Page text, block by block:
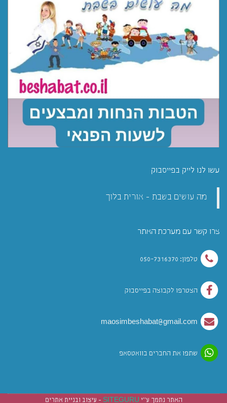
עשו לנו לייק בפייסבוק
מה עושים בשבת - אורית בלוך
צרו קשר עם מערכת האתר
טלפון: 050-7316370
הצטרפו לקבוצה בפייסבוק
maosimbeshabat@gmail.com
שתפו את החברים בוואטסאפ
האתר נתמך ע"י SITEGURU - עיצוב ובניית אתרים